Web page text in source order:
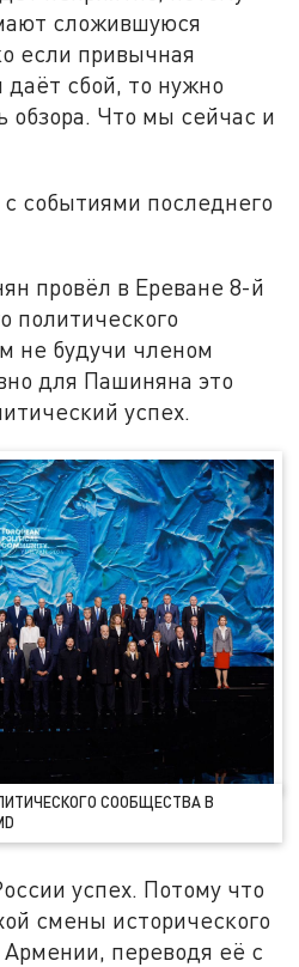
сложившуюся
если привычная
даёт сбой, то нужно
обзора. Что мы сейчас и
событиями последнего
провёл в Ереване 8-й
политического
не будучи членом
для Пашиняна это
успех.
СООБЩЕСТВА В
успех. Потому что
смены исторического
переводя её с